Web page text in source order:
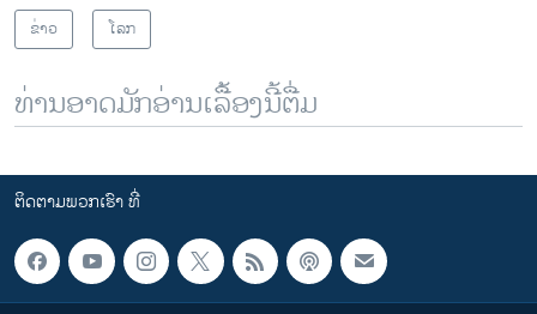
ຂ່າວ
ໂລກ
ທ່ານອາດມັກອ່ານເລື້ອງນີ້ຕື່ມ
ຕິດຕາມພວກເຮົາ ທີ່